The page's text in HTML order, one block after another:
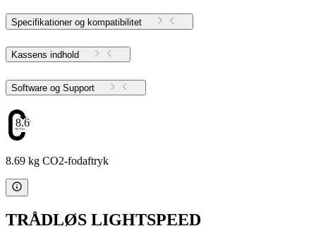
Specifikationer og kompatibilitet
Kassens indhold
Software og Support
8.69
8.69 kg CO2-fodaftryk
TRÅDLØS LIGHTSPEED